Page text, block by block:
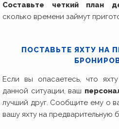
Составьте четкий план
сколько времени займут
ПОСТАВЬТЕ ЯХТУ НА
Если вы опасаетесь, что
данной ситуации, ваш
лучший друг. Сообщите ему о
вашу яхту на предварительную